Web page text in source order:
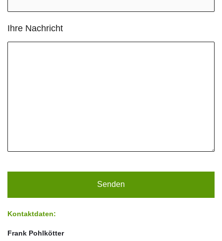
Ihre Nachricht
Kontaktdaten:
Frank Pohlkötter